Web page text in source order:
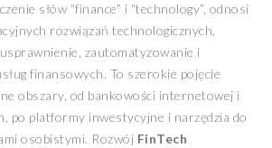
słów “finance” i “technology”, odnosi
rozwiązań technologicznych,
zautomatyzowanie i
finansowych. To szerokie pojęcie
obszary, od bankowości internetowej i
po platformy inwestycyjne i narzędzia do
osobistymi. Rozwój FinTech